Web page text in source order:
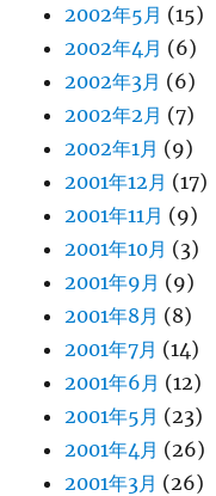
2002年5月 (15)
2002年4月 (6)
2002年3月 (6)
2002年2月 (7)
2002年1月 (9)
2001年12月 (17)
2001年11月 (9)
2001年10月 (3)
2001年9月 (9)
2001年8月 (8)
2001年7月 (14)
2001年6月 (12)
2001年5月 (23)
2001年4月 (26)
2001年3月 (26)